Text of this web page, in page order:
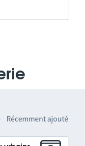
Récemment ajouté